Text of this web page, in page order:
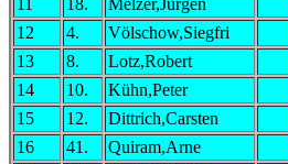
12
4. Völschow,Siegfri
13
8. Lotz,Robert
14
10. Kühn,Peter
15
12. Dittrich,Carsten
16
41. Quiram,Arne